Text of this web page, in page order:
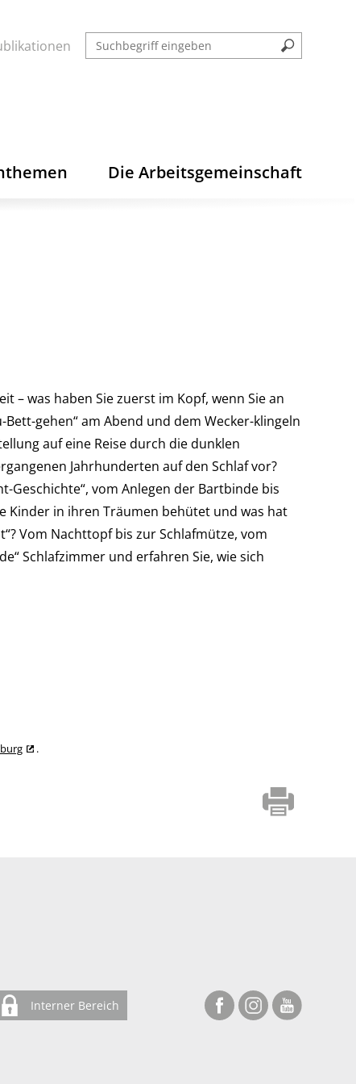
Die Arbeitsgemeinschaft
– was haben Sie zuerst im Kopf, wenn Sie an
gehen“ am Abend und dem Wecker-klingeln
auf eine Reise durch die dunklen
Jahrhunderten auf den Schlaf vor?
Geschichte“, vom Anlegen der Bartbinde bis
Kinder in ihren Träumen behütet und was hat
Vom Nachttopf bis zur Schlafmütze, vom
Schlafzimmer und erfahren Sie, wie sich
.
Interner Bereich